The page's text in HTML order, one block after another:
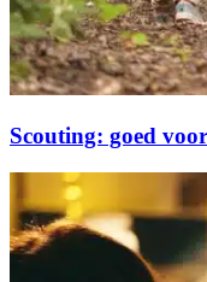
Scouting: goed